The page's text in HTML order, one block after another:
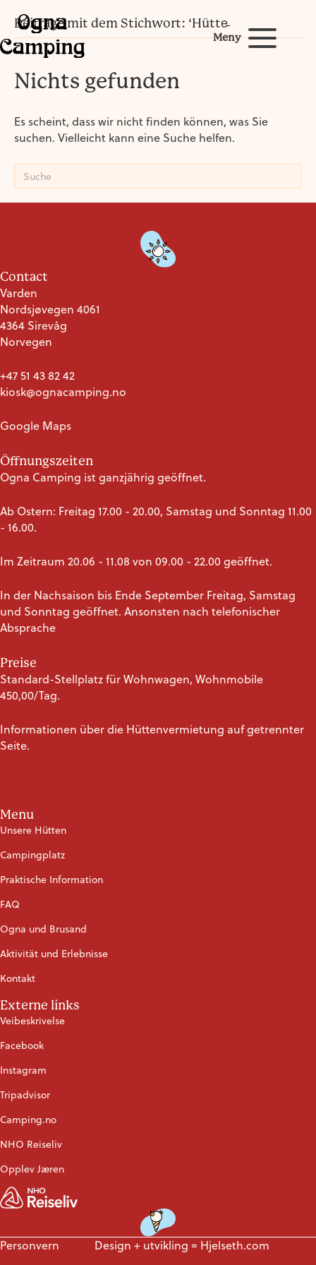
Meny
Beiträge mit dem Stichwort: ‘Hütte̵
Nichts gefunden
Es scheint, dass wir nicht finden können, was Sie
suchen. Vielleicht kann eine Suche helfen.
Contact
Varden
Nordsjøvegen 4061
4364 Sirevåg
Norvegen
+47 51 43 82 42
kiosk@ognacamping.no
Google Maps
Öffnungszeiten
Ogna Camping ist ganzjährig geöffnet.
Ab Ostern: Freitag 17.00 - 20.00, Samstag und Sonntag 11.00
- 16.00.
Im Zeitraum 20.06 - 11.08 von 09.00 - 22.00 geöffnet.
In der Nachsaison bis Ende September Freitag, Samstag
und Sonntag geöffnet. Ansonsten nach telefonischer
Absprache
Preise
Standard-Stellplatz für Wohnwagen, Wohnmobile
450,00/Tag.
Informationen über die Hüttenvermietung auf getrennter
Seite.
Menu
Unsere Hütten
Campingplatz
Praktische Information
FAQ
Ogna und Brusand
Aktivität und Erlebnisse
Kontakt
Externe links
Veibeskrivelse
Facebook
Instagram
Tripadvisor
Camping.no
NHO Reiseliv
Opplev Jæren
Personvern Design + utvikling = Hjelseth.com